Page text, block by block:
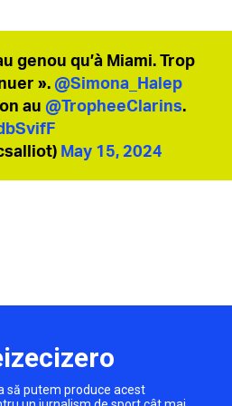
genou qu’à Miami. Trop
». @Simona_Halep
au @TropheeClarins.
May 15, 2024
să putem produce acest